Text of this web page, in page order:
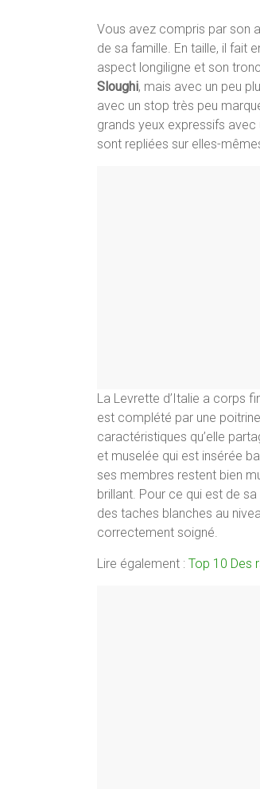
Vous avez compris par son
de sa famille. En taille, il fait
aspect longiligne et son
Sloughi, mais avec un peu
avec un stop très peu
grands yeux expressifs
sont repliées sur elles-
La Levrette d’Italie a corps
est complété par une
caractéristiques qu’elle
et muselée qui est insérée
ses membres restent bien
brillant. Pour ce qui est de
des taches blanches au
correctement soigné.
Lire également : Top 10 Des